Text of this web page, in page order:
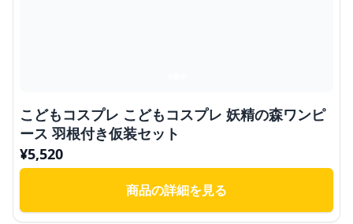
こどもコスプレ こどもコスプレ 妖精の森ワンピ
ース 羽根付き仮装セット
¥5,520
商品の詳細を見る